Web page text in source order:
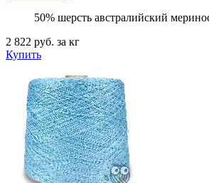
50% шерсть австралийский
2 822 руб. за кг
Купить